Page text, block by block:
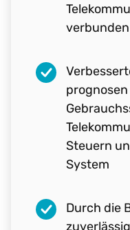
verbunden
Steuern
System
Durch die